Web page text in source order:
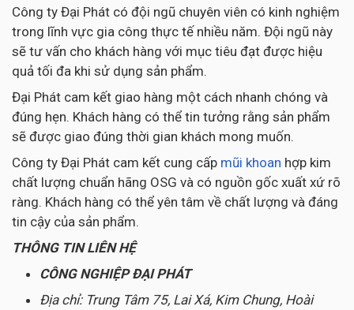
Công ty Đại Phát có đội ngũ chuyên viên có kinh nghiệm
trong lĩnh vực gia công thực tế nhiều năm. Đội ngũ này
sẽ tư vấn cho khách hàng với mục tiêu đạt được hiệu
quả tối đa khi sử dụng sản phẩm.
Đại Phát cam kết giao hàng một cách nhanh chóng và
đúng hẹn. Khách hàng có thể tin tưởng rằng sản phẩm
sẽ được giao đúng thời gian khách mong muốn.
Công ty Đại Phát cam kết cung cấp mũi khoan hợp kim
chất lượng chuẩn hãng OSG và có nguồn gốc xuất xứ rõ
ràng. Khách hàng có thể yên tâm về chất lượng và đáng
tin cậy của sản phẩm.
THÔNG TIN LIÊN HỆ
CÔNG NGHIỆP ĐẠI PHÁT
Địa chỉ: Trung Tâm 75, Lai Xá, Kim Chung, Hoài